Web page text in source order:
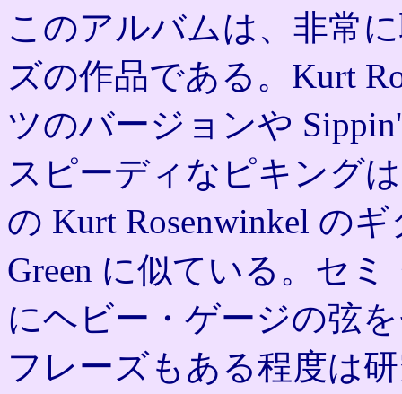
このアルバムは、非常
ズの作品である。Kurt
ツのバージョンや
スピーディなピキング
の Kurt Rosenwinkel の
Green に似ている。セ
にヘビー・ゲージの弦
フレーズもある程度は